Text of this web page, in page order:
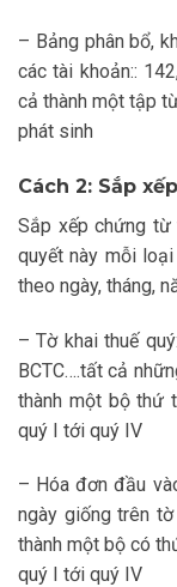
– Bảng phân bổ,
các tài khoản::
cả thành một tập
phát sinh
Cách 2: Sắp
Sắp xếp chứng
quyết này mỗi
theo ngày, tháng,
– Tờ khai thuế
BCTC….tất cả
thành một bộ thứ
quý I tới quý IV
– Hóa đơn đầu
ngày giống trên
thành một bộ có
quý I tới quý IV